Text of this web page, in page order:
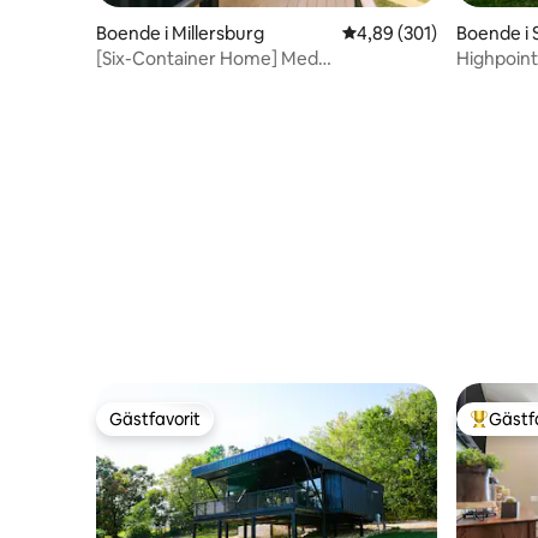
Boende i Millersburg 4,89 av 5 i
4,89 (301)
[Six-Container Home] Med
Boende i
Gästfavorit
Gästfavorit